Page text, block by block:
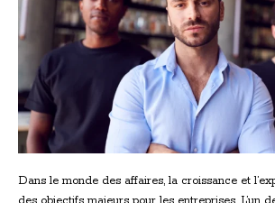
Dans le monde des affaires, la croissance et